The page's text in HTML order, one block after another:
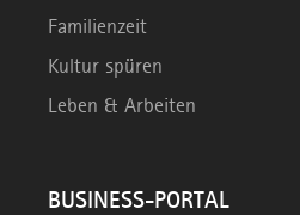
Familienzeit
Kultur spüren
Leben & Arbeiten
BUSINESS-PORTAL